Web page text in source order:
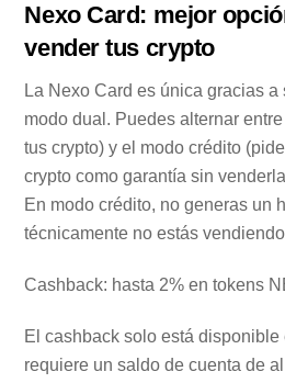
Nexo Card: mejor
vender tus crypto
La Nexo Card es única gracias
modo dual. Puedes alternar
tus crypto) y el modo crédito
crypto como garantía sin
En modo crédito, no generas un
técnicamente no estás
Cashback: hasta 2% en tokens
El cashback solo está disponible
requiere un saldo de cuenta de